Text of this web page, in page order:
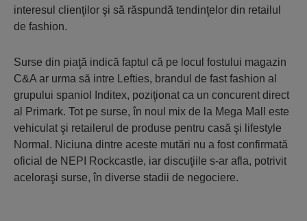
interesul clienţilor şi să răspundă tendinţelor din retailul
de fashion.
Surse din piaţă indică faptul că pe locul fostului magazin
C&A ar urma să intre Lefties, brandul de fast fashion al
grupului spaniol Inditex, poziţionat ca un concurent direct
al Primark. Tot pe surse, în noul mix de la Mega Mall este
vehiculat şi retailerul de produse pentru casă şi lifestyle
Normal. Niciuna dintre aceste mutări nu a fost confirmată
oficial de NEPI Rockcastle, iar discuţiile s-ar afla, potrivit
aceloraşi surse, în diverse stadii de negociere.